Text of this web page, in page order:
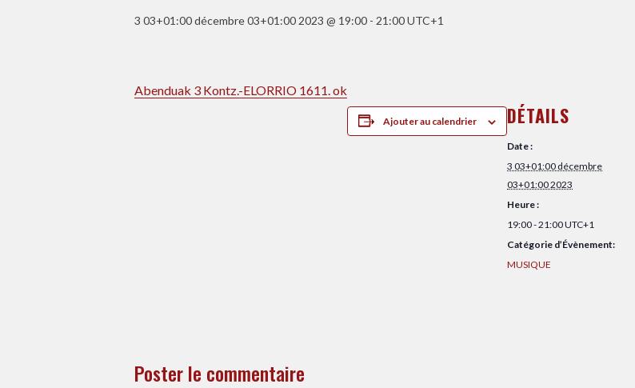
3 03+01:00 décembre 03+01:00 2023 @ 19:00 - 21:00UTC+1
Abenduak 3 Kontz.-ELORRIO 1611. ok
Ajouter au calendrier DÉTAILS
Date :
3 03+01:00 décembre
03+01:00 2023
Heure :
19:00 - 21:00UTC+1
Catégorie d’Évènement:
MUSIQUE
Poster le commentaire